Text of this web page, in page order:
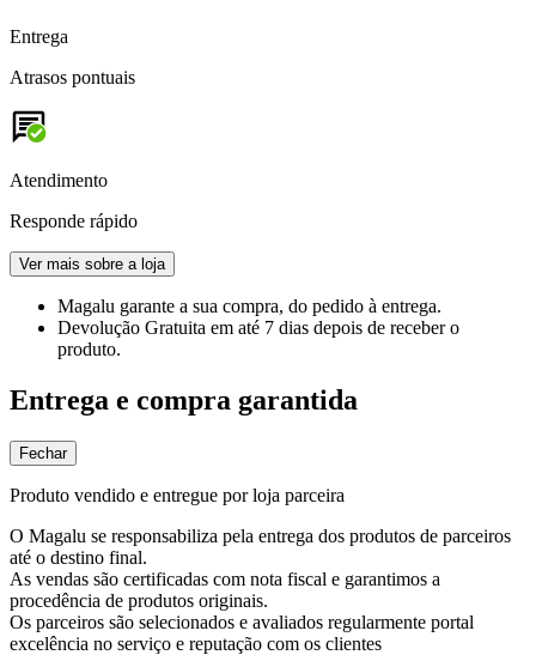
Entrega
Atrasos pontuais
Atendimento
Responde rápido
Ver mais sobre a loja
Magalu garante a sua compra, do pedido à entrega.
Devolução Gratuita em até 7 dias depois de receber o
produto.
Entrega e compra garantida
Fechar
Produto vendido e entregue por loja parceira
O Magalu se responsabiliza pela entrega dos produtos de parceiros
até o destino final.
As vendas são certificadas com nota fiscal e garantimos a
procedência de produtos originais.
Os parceiros são selecionados e avaliados regularmente portal
excelência no serviço e reputação com os clientes